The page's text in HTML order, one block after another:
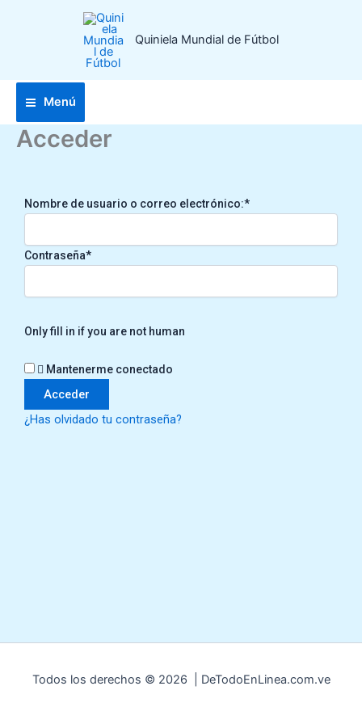
Quiniela Mundial de Fútbol
Menú
Acceder
Nombre de usuario o correo electrónico:*
Contraseña*
Only fill in if you are not human
Mantenerme conectado
¿Has olvidado tu contraseña?
Todos los derechos © 2026 | DeTodoEnLinea.com.ve